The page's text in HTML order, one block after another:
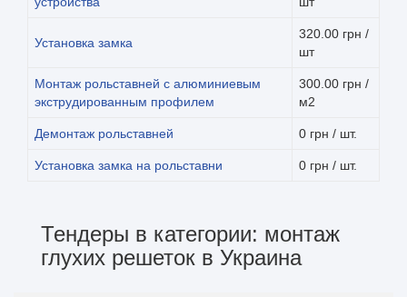
Установка замка
320.00 грн /
шт
Монтаж рольставней с алюминиевым
экструдированным профилем
300.00 грн /
м2
Демонтаж рольставней 0 грн / шт.
Установка замка на рольставни 0 грн / шт.
Тендеры в категории: монтаж
глухих решеток в Украина